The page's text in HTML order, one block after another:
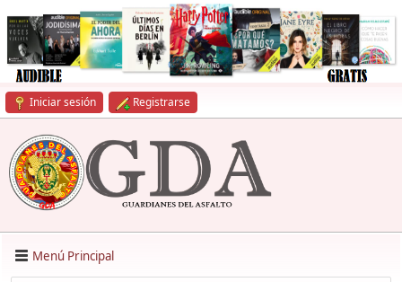
Iniciar sesión Registrarse
Menú Principal